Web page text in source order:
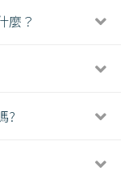
麼？
?